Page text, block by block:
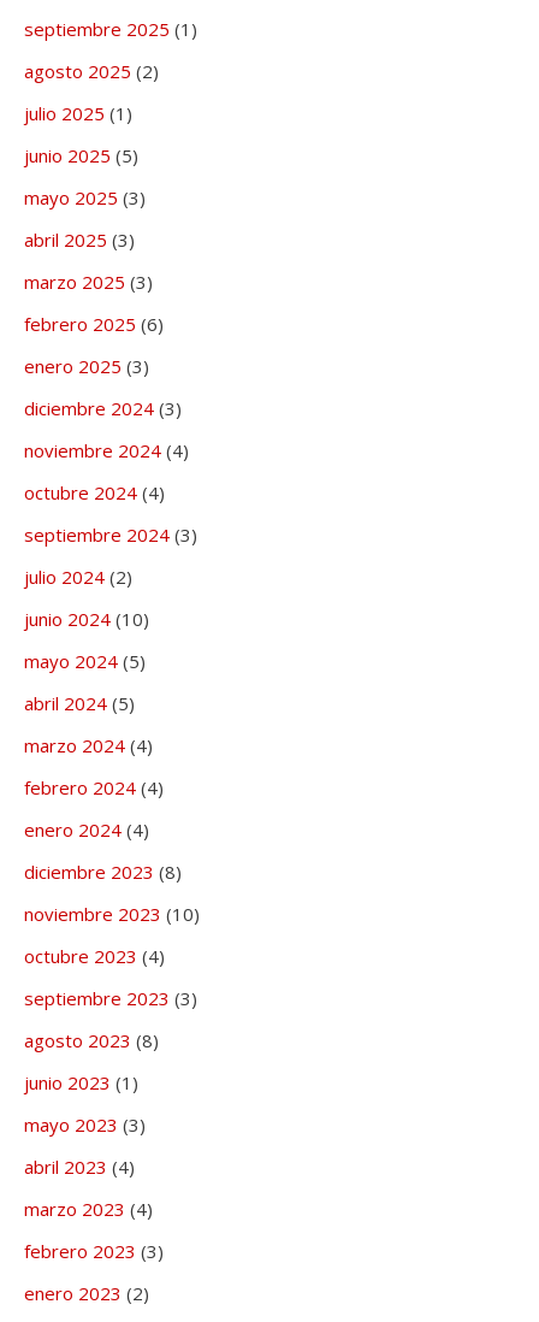
septiembre 2025 (1)
agosto 2025 (2)
julio 2025 (1)
junio 2025 (5)
mayo 2025 (3)
abril 2025 (3)
marzo 2025 (3)
febrero 2025 (6)
enero 2025 (3)
diciembre 2024 (3)
noviembre 2024 (4)
octubre 2024 (4)
septiembre 2024 (3)
julio 2024 (2)
junio 2024 (10)
mayo 2024 (5)
abril 2024 (5)
marzo 2024 (4)
febrero 2024 (4)
enero 2024 (4)
diciembre 2023 (8)
noviembre 2023 (10)
octubre 2023 (4)
septiembre 2023 (3)
agosto 2023 (8)
junio 2023 (1)
mayo 2023 (3)
abril 2023 (4)
marzo 2023 (4)
febrero 2023 (3)
enero 2023 (2)